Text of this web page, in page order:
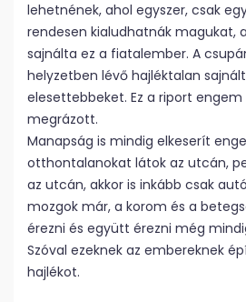
lehetnének, ahol egyszer, csak
rendesen kialudhatnák magukat,
sajnálta ez a fiatalember. A
helyzetben lévő hajléktalan
elesettebbeket. Ez a riport engem
megrázott.
Manapság is mindig elkeserít
otthontalanokat látok az utcán,
az utcán, akkor is inkább csak
mozgok már, a korom és a
érezni és együtt érezni még
Szóval ezeknek az embereknek
hajlékot.